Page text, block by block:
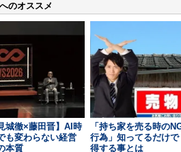
のオススメ
城徹×藤田晋】AI時
も変わらない経営
本質
「持ち家を売る時の
行為」知ってるだけで
得する事とは